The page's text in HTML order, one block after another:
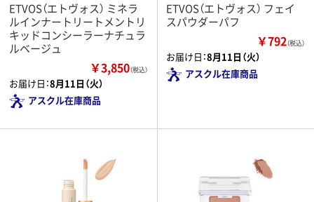
ETVOS（エトヴォス） ミネラ
ルインナートリートメントリ
キッドコンシーラーナチュラ
ルベージュ
￥3,850（税込）
お届け日：8月11日（火）
アスクル在庫商品
ETVOS（エトヴォス） フェイ
スパウダーパフ
￥792（税込）
お届け日：8月11日（火）
アスクル在庫商品